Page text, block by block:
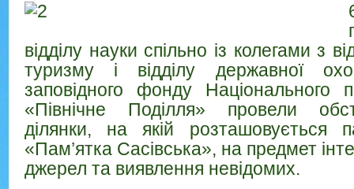
відділу науки спільно із колегами з
туризму і відділу державної
заповідного фонду Національного
«Північне Поділля» провели
ділянки, на якій розташовується
«Пам’ятка Сасівська», на предмет
джерел та виявлення невідомих.